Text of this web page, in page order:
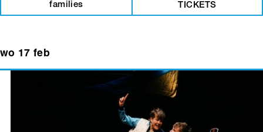
families TICKETS
wo 17 feb